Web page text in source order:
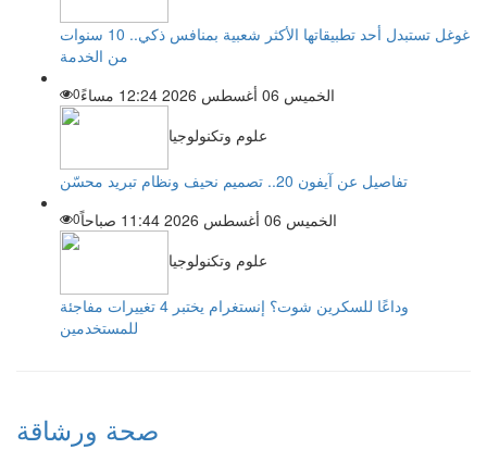
غوغل تستبدل أحد تطبيقاتها الأكثر شعبية بمنافس ذكي.. 10 سنوات
من الخدمة
الخميس 06 أغسطس 2026 12:24 مساءً
0
علوم وتكنولوجيا
تفاصيل عن آيفون 20.. تصميم نحيف ونظام تبريد محسّن
الخميس 06 أغسطس 2026 11:44 صباحاً
0
علوم وتكنولوجيا
وداعًا للسكرين شوت؟ إنستغرام يختبر 4 تغييرات مفاجئة
للمستخدمين
صحة ورشاقة